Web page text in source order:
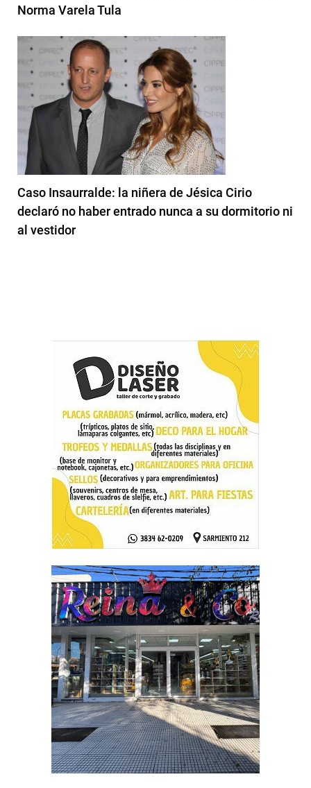
Norma Varela Tula
Caso Insaurralde: la niñera de Jésica Cirio
declaró no haber entrado nunca a su dormitorio ni
al vestidor